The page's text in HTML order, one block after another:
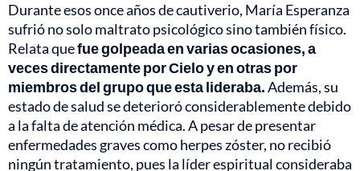
Durante esos once años de cautiverio, María Esperanza
sufrió no solo maltrato psicológico sino también físico.
Relata quefue golpeada en varias ocasiones, a
veces directamente por Cielo y en otras por
miembros del grupo que esta lideraba.Además, su
estado de salud se deterioró considerablemente debido
a la falta de atención médica. A pesar de presentar
enfermedades graves como herpes zóster, no recibió
ningún tratamiento, pues la líder espiritual consideraba